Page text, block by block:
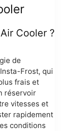
Cooler ?
de
Frost, qui
frais et
réservoir
vitesses et
rapidement
conditions